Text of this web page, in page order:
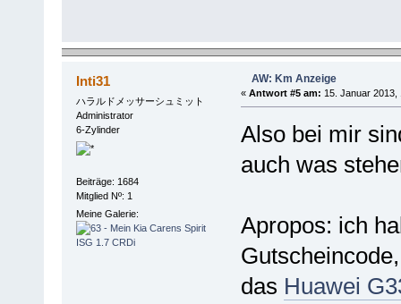
Inti31
ハラルドメッサーシュミット
Administrator
6-Zylinder
Beiträge: 1684
Mitglied Nº: 1
Meine Galerie:
AW: Km Anzeige
« Antwort #5 am: 15. Januar 2013,
Also bei mir
auch was
Apropos: ich
das Huawei